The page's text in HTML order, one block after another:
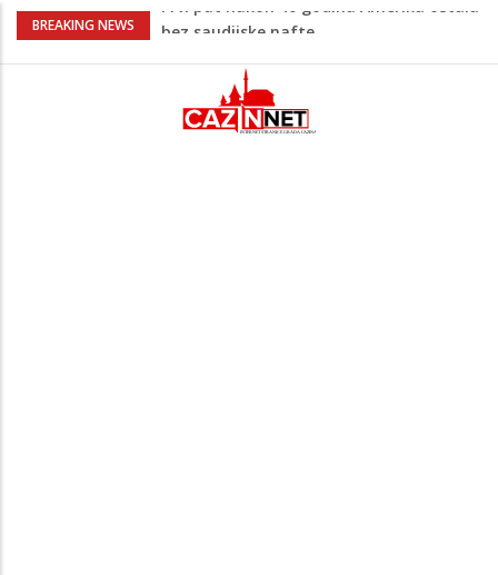
BREAKING NEWS
Šta je Vučić prešutio Zelenskom?
Šta se dešava u Europi? Dron iz
Rumunije ušao u Bugarsku i eksplodirao
kod gasovoda